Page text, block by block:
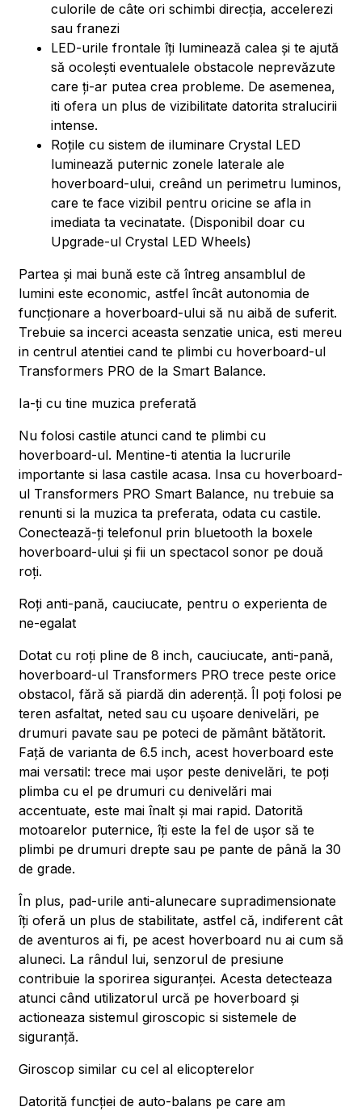
culorile de câte ori schimbi direcția, accelerezi
sau franezi
LED-urile frontale îți luminează calea și te ajută
să ocolești eventualele obstacole neprevăzute
care ți-ar putea crea probleme. De asemenea,
iti ofera un plus de vizibilitate datorita stralucirii
intense.
Roțile cu sistem de iluminare Crystal LED
luminează puternic zonele laterale ale
hoverboard-ului, creând un perimetru luminos,
care te face vizibil pentru oricine se afla in
imediata ta vecinatate. (Disponibil doar cu
Upgrade-ul Crystal LED Wheels)
Partea și mai bună este că întreg ansamblul de
lumini este economic, astfel încât autonomia de
funcționare a hoverboard-ului să nu aibă de suferit.
Trebuie sa incerci aceasta senzatie unica, esti mereu
in centrul atentiei cand te plimbi cu hoverboard-ul
Transformers PRO de la Smart Balance.
Ia-ți cu tine muzica preferată
Nu folosi castile atunci cand te plimbi cu
hoverboard-ul. Mentine-ti atentia la lucrurile
importante si lasa castile acasa. Insa cu hoverboard-
ul Transformers PRO Smart Balance, nu trebuie sa
renunti si la muzica ta preferata, odata cu castile.
Conectează-ți telefonul prin bluetooth la boxele
hoverboard-ului și fii un spectacol sonor pe două
roți.
Roți anti-pană, cauciucate, pentru o experienta de
ne-egalat
Dotat cu roți pline de 8 inch, cauciucate, anti-pană,
hoverboard-ul Transformers PRO trece peste orice
obstacol, fără să piardă din aderență. Îl poți folosi pe
teren asfaltat, neted sau cu ușoare denivelări, pe
drumuri pavate sau pe poteci de pământ bătătorit.
Față de varianta de 6.5 inch, acest hoverboard este
mai versatil: trece mai ușor peste denivelări, te poți
plimba cu el pe drumuri cu denivelări mai
accentuate, este mai înalt și mai rapid. Datorită
motoarelor puternice, îți este la fel de ușor să te
plimbi pe drumuri drepte sau pe pante de până la 30
de grade.
În plus, pad-urile anti-alunecare supradimensionate
îți oferă un plus de stabilitate, astfel că, indiferent cât
de aventuros ai fi, pe acest hoverboard nu ai cum să
aluneci. La rândul lui, senzorul de presiune
contribuie la sporirea siguranței. Acesta detecteaza
atunci când utilizatorul urcă pe hoverboard și
actioneaza sistemul giroscopic si sistemele de
siguranță.
Giroscop similar cu cel al elicopterelor
Datorită funcției de auto-balans pe care am